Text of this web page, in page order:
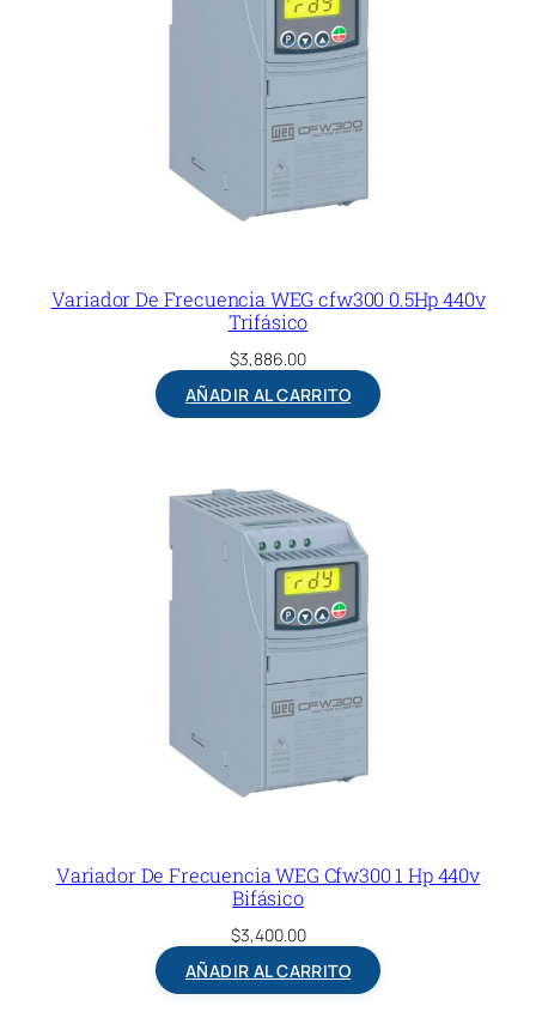
Variador De Frecuencia WEG cfw300 0.5Hp 440v
Trifásico
$3,886.00
AÑADIR AL CARRITO
Variador De Frecuencia WEG Cfw300 1 Hp 440v
Bifásico
$3,400.00
AÑADIR AL CARRITO